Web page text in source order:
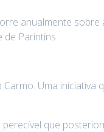
anualmente
Parintins.
Uma iniciativa
que